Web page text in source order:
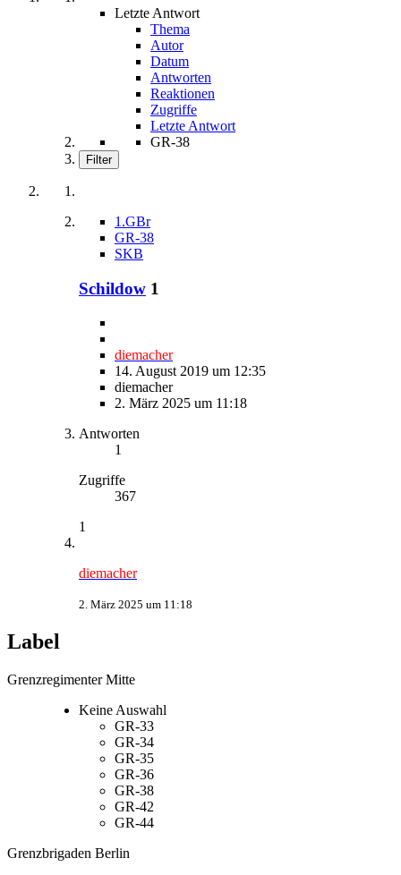
Letzte Antwort
Thema
Autor
Datum
Antworten
Reaktionen
Zugriffe
Letzte Antwort
GR-38
Filter
1.GBr
GR-38
SKB
Schildow 1
diemacher
14. August 2019 um 12:35
diemacher
2. März 2025 um 11:18
Antworten
1
Zugriffe
367
1
diemacher
2. März 2025 um 11:18
Label
Grenzregimenter Mitte
Keine Auswahl
GR-33
GR-34
GR-35
GR-36
GR-38
GR-42
GR-44
Grenzbrigaden Berlin